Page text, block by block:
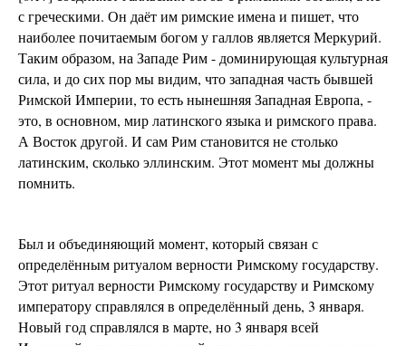
с греческими. Он даёт им римские имена и пишет, что
наиболее почитаемым богом у галлов является Меркурий.
Таким образом, на Западе Рим - доминирующая культурная
сила, и до сих пор мы видим, что западная часть бывшей
Римской Империи, то есть нынешняя Западная Европа, -
это, в основном, мир латинского языка и римского права.
А Восток другой. И сам Рим становится не столько
латинским, сколько эллинским. Этот момент мы должны
помнить.
Был и объединяющий момент, который связан с
определённым ритуалом верности Римскому государству.
Этот ритуал верности Римскому государству и Римскому
императору справлялся в определённый день, 3 января.
Новый год справлялся в марте, но 3 января всей